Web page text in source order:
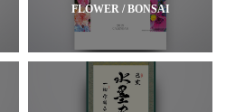
FLOWER / BONSAI